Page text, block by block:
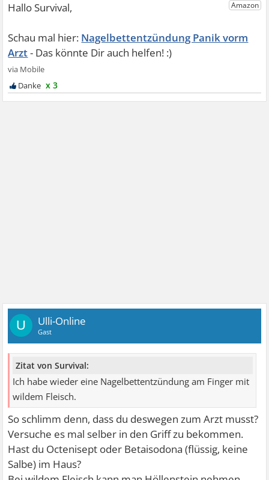
Nagelbettentzündung Panik vorm
Arzt
x 3
U Ulli-Online
Gast
Zitat von Survival:
Ich habe wieder eine Nagelbettentzündung am Finger mit
wildem Fleisch.
So schlimm denn, dass du deswegen zum Arzt musst?
Versuche es mal selber in den Griff zu bekommen.
Hast du Octenisept oder Betaisodona (flüssig, keine
Salbe) im Haus?